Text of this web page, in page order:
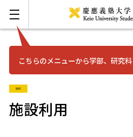
こちらのメニューから学部、研究科
お問い合わせ
三田
SFC
施設利用